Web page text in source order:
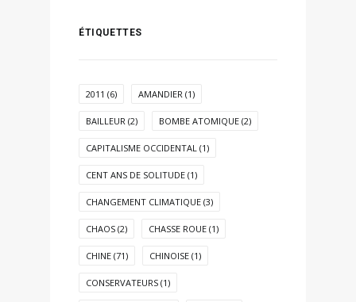
ÉTIQUETTES
2011 (6) AMANDIER (1)
BAILLEUR (2) BOMBE ATOMIQUE (2)
CAPITALISME OCCIDENTAL (1)
CENT ANS DE SOLITUDE (1)
CHANGEMENT CLIMATIQUE (3)
CHAOS (2) CHASSE ROUE (1)
CHINE (71) CHINOISE (1)
CONSERVATEURS (1)